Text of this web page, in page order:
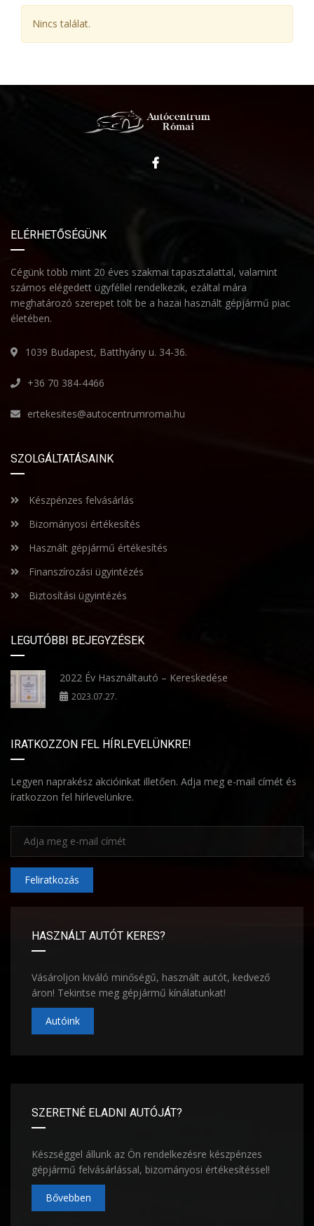
Nincs találat.
ELÉRHETŐSÉGÜNK
Cégünk több mint 20 éves szakmai tapasztalattal, valamint
számos elégedett ügyféllel rendelkezik, ezáltal mára
meghatározó szerepet tölt be a hazai használt gépjármű piac
életében.
1039 Budapest, Batthyány u. 34-36.
+36 70 384-4466
ertekesites@autocentrumromai.hu
SZOLGÁLTATÁSAINK
Készpénzes felvásárlás
Bizományosi értékesítés
Használt gépjármű értékesítés
Finanszírozási ügyintézés
Biztosítási ügyintézés
LEGUTÓBBI BEJEGYZÉSEK
2022 Év Használtautó – Kereskedése
2023.07.27.
IRATKOZZON FEL HÍRLEVELÜNKRE!
Legyen naprakész akcióinkat illetően. Adja meg e-mail címét és
íratkozzon fel hírlevelünkre.
Feliratkozás
HASZNÁLT AUTÓT KERES?
Vásároljon kiváló minőségű, használt autót, kedvező
áron! Tekintse meg gépjármű kínálatunkat!
Autóink
SZERETNÉ ELADNI AUTÓJÁT?
Készséggel állunk az Ön rendelkezésre készpénzes
gépjármű felvásárlással, bizományosi értékesítéssel!
Bővebben